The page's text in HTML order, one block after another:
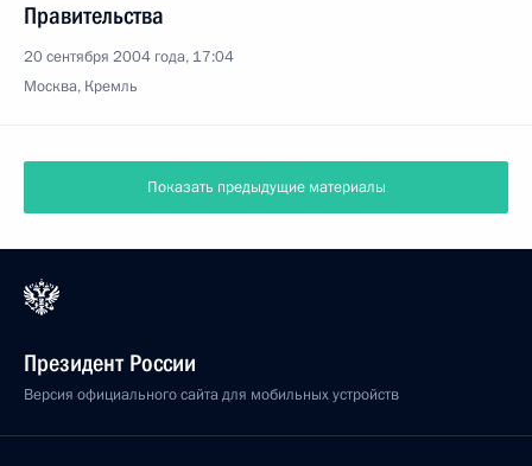
Правительства
20 сентября 2004 года, 17:04
Москва, Кремль
Показать предыдущие материалы
Президент России
Версия официального сайта для мобильных устройств